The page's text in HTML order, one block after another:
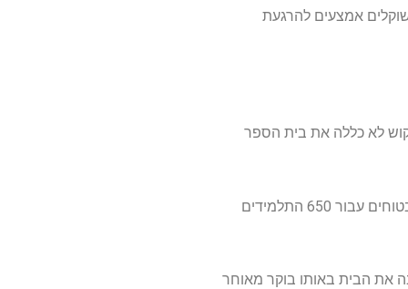
שוקלים אמצעים להרגעת
שוויון וביקוש לא כללה את בית הספר
שביתה של נהגי האוטובוסים של דורהאם השנה רק הגבירה את החששות לגבי היעדר מסלולי הליכה בטוחים עבור 650 התלמידים
שעזבה את הבית באותו בוקר מאוחר